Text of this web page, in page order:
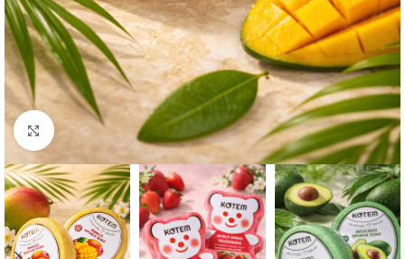
Click to enlarge